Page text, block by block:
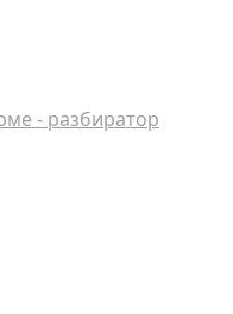
- разбиратор